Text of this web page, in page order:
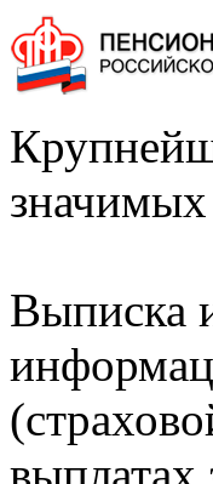
значимых
Выписка
выплатах